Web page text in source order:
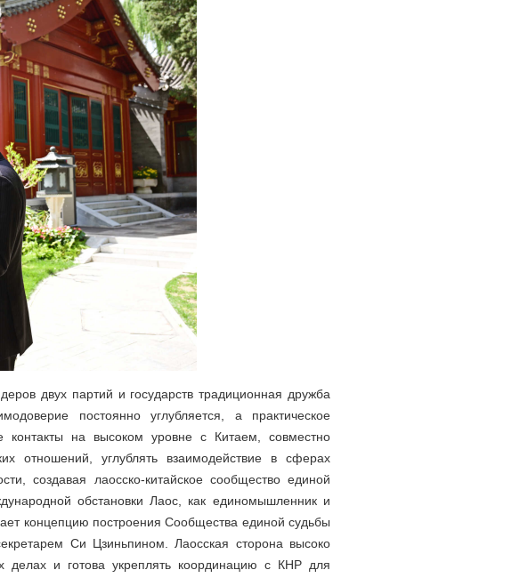
двух партий и государств традиционная дружба
постоянно углубляется, а практическое
контакты на высоком уровне с Китаем, совместно
отношений, углублять взаимодействие в сферах
создавая лаосско-китайское сообщество единой
обстановки Лаос, как единомышленник и
концепцию построения Сообщества единой судьбы
Си Цзиньпином. Лаосская сторона высоко
и готова укреплять координацию с КНР для